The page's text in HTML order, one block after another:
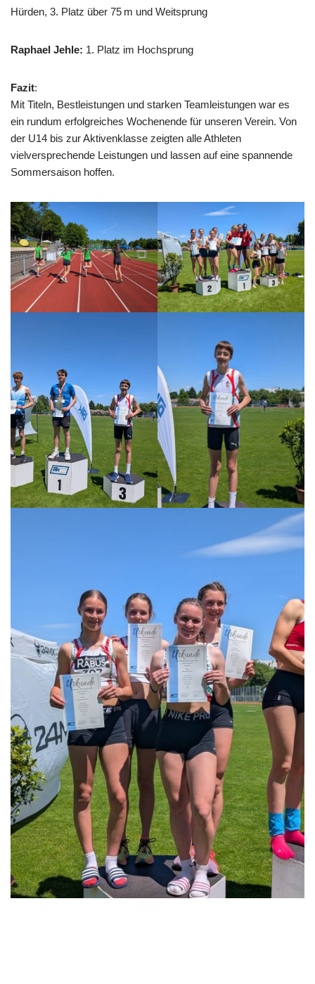
Hürden, 3. Platz über 75 m und Weitsprung
Raphael Jehle: 1. Platz im Hochsprung
Fazit:
Mit Titeln, Bestleistungen und starken Teamleistungen war es
ein rundum erfolgreiches Wochenende für unseren Verein. Von
der U14 bis zur Aktivenklasse zeigten alle Athleten
vielversprechende Leistungen und lassen auf eine spannende
Sommersaison hoffen.